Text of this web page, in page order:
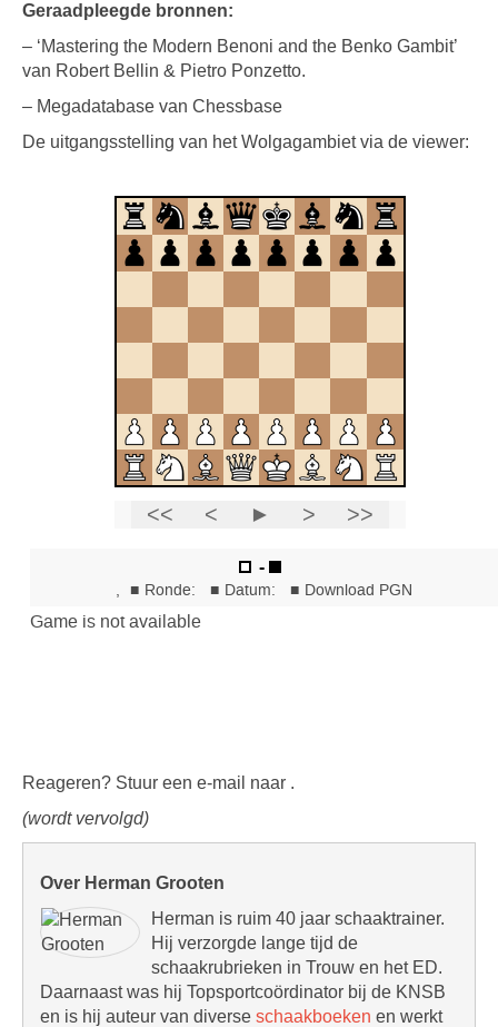
Geraadpleegde bronnen:
– ‘Mastering the Modern Benoni and the Benko Gambit’
van Robert Bellin & Pietro Ponzetto.
– Megadatabase van Chessbase
De uitgangsstelling van het Wolgagambiet via de viewer:
Reageren? Stuur een e-mail naar .
(wordt vervolgd)
Over Herman Grooten
Herman is ruim 40 jaar schaaktrainer.
Hij verzorgde lange tijd de
schaakrubrieken in Trouw en het ED.
Daarnaast was hij Topsportcoördinator bij de KNSB
en is hij auteur van diverse schaakboeken en werkt